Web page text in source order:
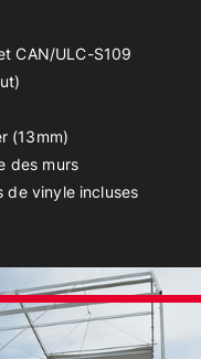
CAN/ULC-S109
(13mm)
des murs
de vinyle incluses